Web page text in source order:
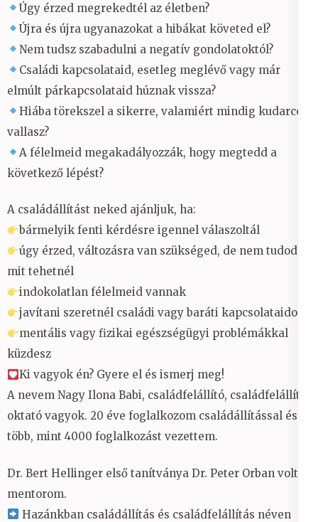
Úgy érzed megrekedtél az életben?
Újra és újra ugyanazokat a hibákat követed el?
Nem tudsz szabadulni a negatív gondolatoktól?
Családi kapcsolataid, esetleg meglévő vagy már
elmúlt párkapcsolataid húznak vissza?
Hiába törekszel a sikerre, valamiért mindig kudarcot
vallasz?
A félelmeid megakadályozzák, hogy megtedd a
következő lépést?
A családállítást neked ajánljuk, ha:
bármelyik fenti kérdésre igennel válaszoltál
úgy érzed, változásra van szükséged, de nem tudod,
mit tehetnél
indokolatlan félelmeid vannak
javítani szeretnél családi vagy baráti kapcsolataidon
mentális vagy fizikai egészségügyi problémákkal
küzdesz
Ki vagyok én? Gyere el és ismerj meg!
A nevem Nagy Ilona Babi, családfelállító, családfelállító
oktató vagyok. 20 éve foglalkozom családállítással és
több, mint 4000 foglalkozást vezettem.
Dr. Bert Hellinger első tanítványa Dr. Peter Orban volt a
mentorom.
Hazánkban családállítás és családfelállítás néven